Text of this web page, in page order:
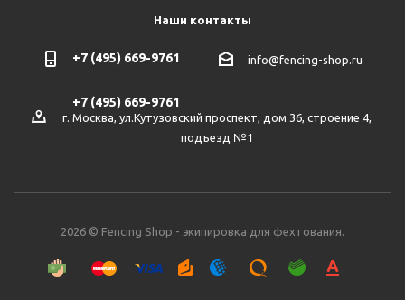
Наши контакты
+7 (495) 669-9761
+7 (495) 669-9761
info@fencing-shop.ru
г. Москва, ул.Кутузовский проспект, дом 36, строение 4,
подъезд №1
2026 © Fencing Shop - экипировка для фехтования.